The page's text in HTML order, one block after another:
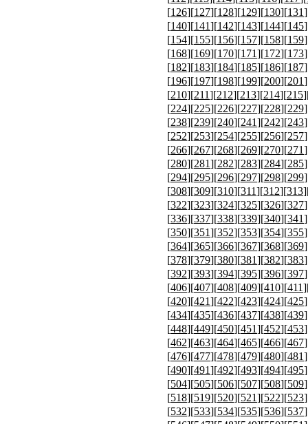
[126][127][128][129][130][131
[140][141][142][143][144][145
[154][155][156][157][158][159
[168][169][170][171][172][173
[182][183][184][185][186][187
[196][197][198][199][200][201
[210][211][212][213][214][215
[224][225][226][227][228][229
[238][239][240][241][242][243
[252][253][254][255][256][257
[266][267][268][269][270][271
[280][281][282][283][284][285
[294][295][296][297][298][299
[308][309][310][311][312][313
[322][323][324][325][326][327
[336][337][338][339][340][341
[350][351][352][353][354][355
[364][365][366][367][368][369
[378][379][380][381][382][383
[392][393][394][395][396][397
[406][407][408][409][410][411
[420][421][422][423][424][425
[434][435][436][437][438][439
[448][449][450][451][452][453
[462][463][464][465][466][467
[476][477][478][479][480][481
[490][491][492][493][494][495
[504][505][506][507][508][509
[518][519][520][521][522][523
[532][533][534][535][536][537